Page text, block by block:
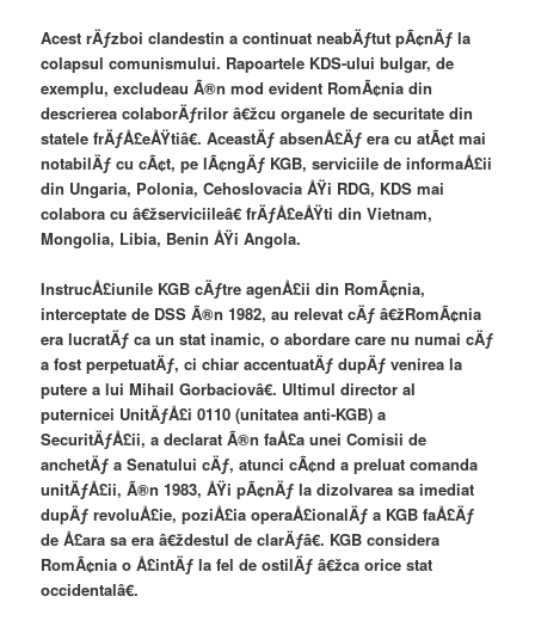
Acest rÄƒzboi clandestin a continuat neabÄƒtut pÃ¢nÄƒ la
colapsul comunismului. Rapoartele KDS-ului bulgar, de
exemplu, excludeau Ã®n mod evident RomÃ¢nia din
descrierea colaborÄƒrilor â€žcu organele de securitate din
statele frÄƒÅ£eÅŸtiâ€. AceastÄƒ absenÅ£Äƒ era cu atÃ¢t mai
notabilÄƒ cu cÃ¢t, pe lÃ¢ngÄƒ KGB, serviciile de informaÅ£ii
din Ungaria, Polonia, Cehoslovacia ÅŸi RDG, KDS mai
colabora cu â€žserviciileâ€ frÄƒÅ£eÅŸti din Vietnam,
Mongolia, Libia, Benin ÅŸi Angola.
InstrucÅ£iunile KGB cÄƒtre agenÅ£ii din RomÃ¢nia,
interceptate de DSS Ã®n 1982, au relevat cÄƒ â€žRomÃ¢nia
era lucratÄƒ ca un stat inamic, o abordare care nu numai cÄƒ
a fost perpetuatÄƒ, ci chiar accentuatÄƒ dupÄƒ venirea la
putere a lui Mihail Gorbaciovâ€. Ultimul director al
puternicei UnitÄƒÅ£i 0110 (unitatea anti-KGB) a
SecuritÄƒÅ£ii, a declarat Ã®n faÅ£a unei Comisii de
anchetÄƒ a Senatului cÄƒ, atunci cÃ¢nd a preluat comanda
unitÄƒÅ£ii, Ã®n 1983, ÅŸi pÃ¢nÄƒ la dizolvarea sa imediat
dupÄƒ revoluÅ£ie, poziÅ£ia operaÅ£ionalÄƒ a KGB faÅ£Äƒ
de Å£ara sa era â€ždestul de clarÄƒâ€. KGB considera
RomÃ¢nia o Å£intÄƒ la fel de ostilÄƒ â€žca orice stat
occidentalâ€.